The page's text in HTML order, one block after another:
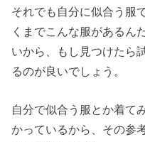
それでも自分に似合う服
くまでこんな服があるん
いから、もし見つけたら
るのが良いでしょう。
自分で似合う服とか着て
かっているから、その参